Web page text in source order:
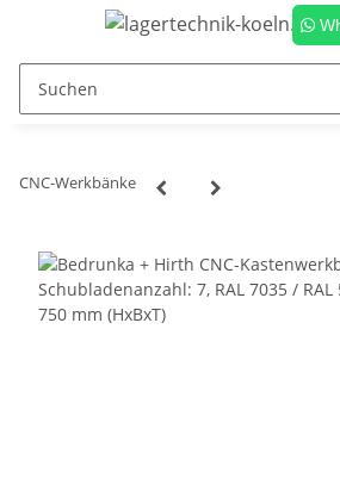
CNC-Werkbänke